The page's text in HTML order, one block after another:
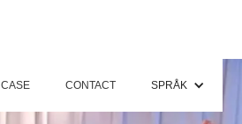
CASE CONTACT SPRÅK